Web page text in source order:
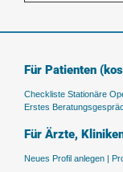
Für Patienten
Checkliste Stationäre
Erstes
Für Ärzte,
Neues Profil anlegen |